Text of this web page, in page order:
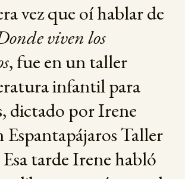
vez que oí hablar de
viven los
, fue en un taller
infantil para
dictado por Irene
Espantapájaros Taller
tarde Irene habló